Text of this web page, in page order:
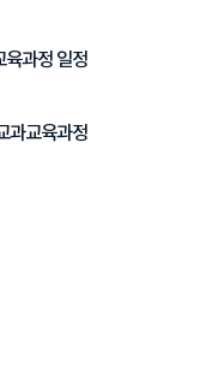
육과정 일정
과교육과정